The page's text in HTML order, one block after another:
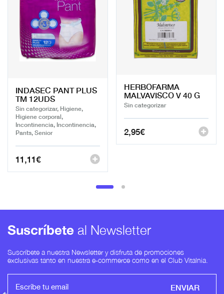
INDASEC PANT PLUS
TM 12UDS
Sin categorizar, Higiene,
Higiene corporal,
Incontinencia, Incontinencia,
Pants, Senior
11,11€
HERBOFARMA
MALVAVISCO V 40 G
Sin categorizar
2,95€
Suscríbete al Newsletter
Suscríbete a nuestra Newsletter y disfruta de promociones
exclusivas tanto en nuestra e-commerce como en el Club Vitalnia.
ENVIAR